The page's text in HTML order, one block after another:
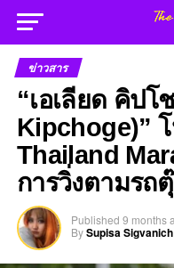
ข่าวสาร
“เอเลียด คิปโ
Kipchoge)”
Thailand
การวิ่งตามรถ
Published 9 months
BySupisa Sigvanich